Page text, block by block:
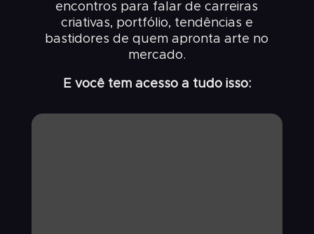
encontros para falar de carreiras
criativas, portfólio, tendências e
bastidores de quem apronta arte no
mercado.
E você tem acesso a tudo isso: